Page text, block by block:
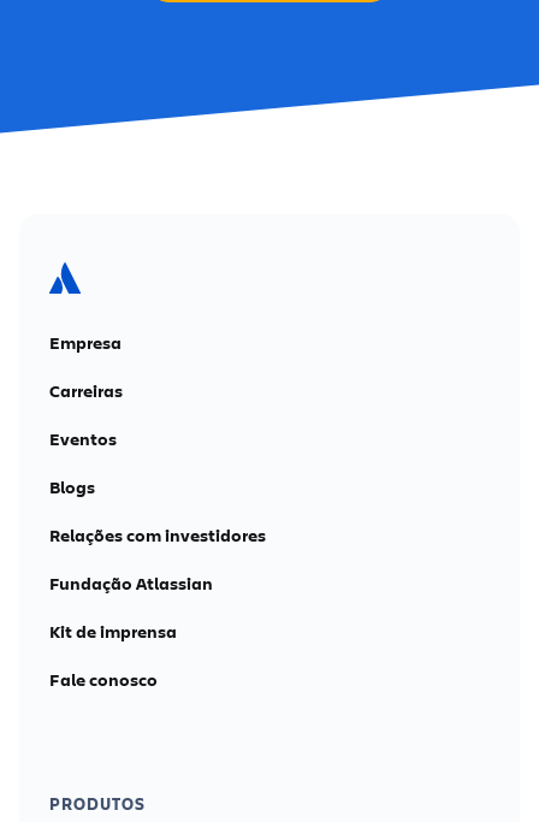
Empresa
Carreiras
Eventos
Blogs
Relações com investidores
Fundação Atlassian
Kit de imprensa
Fale conosco
PRODUTOS